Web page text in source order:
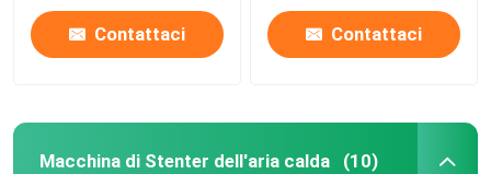
Contattaci Contattaci
Macchina di Stenter dell'aria calda (10)